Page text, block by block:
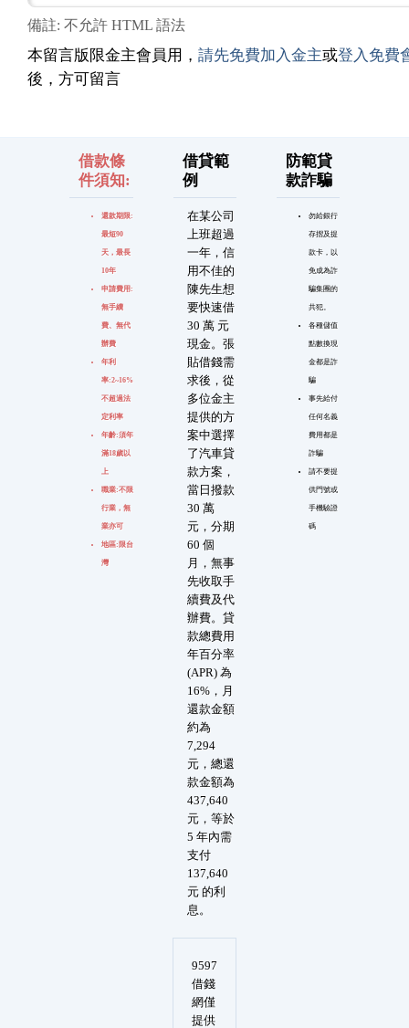
備註: 不允許 HTML 語法
本留言版限金主會員用， 請先免費加入金主或登入免費
後，方可留言
借款條
件須知:
還款期限:
最短90
天，最長
10年
申請費用:
無手續
費、無代
辦費
年利
率:2~16%
不超過法
定利率
年齡:須年
滿18歲以
上
職業:不限
行業，無
業亦可
地區:限台
灣
借貸範
例
在某公司
上班超過
一年，信
用不佳的
陳先生想
要快速借
30 萬 元
現金。張
貼借錢需
求後，從
多位金主
提供的方
案中選擇
了汽車貸
款方案，
當日撥款
30 萬
元，分期
60 個
月，無事
先收取手
續費及代
辦費。貸
款總費用
年百分率
(APR) 為
16%，月
還款金額
約為
7,294
元，總還
款金額為
437,640
元，等於
5 年內需
支付
137,640
元 的利
息。
防範貸
款詐騙
勿給銀行
存摺及提
款卡，以
免成為詐
騙集團的
共犯。
各種儲值
點數換現
金都是詐
騙
事先給付
任何名義
費用都是
詐騙
請不要提
供門號或
手機驗證
碼
9597
借錢
網僅
提供